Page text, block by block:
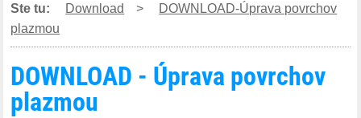
Ste tu: Download >
DOWNLOAD-Úprava povrchov
plazmou
DOWNLOAD - Úprava povrchov
plazmou